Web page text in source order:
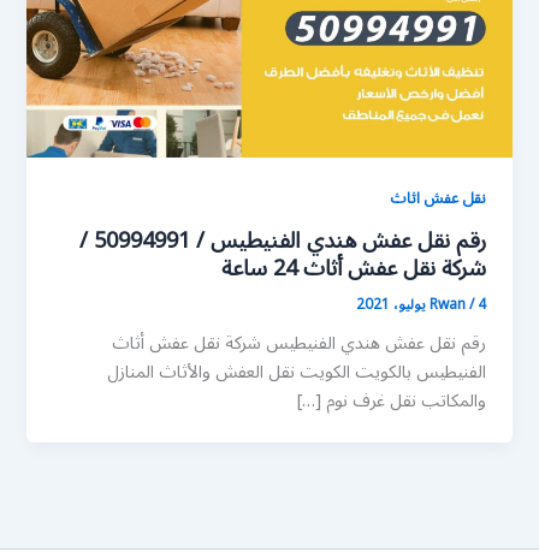
نقل عفش اثاث
رقم نقل عفش هندي الفنيطيس / 50994991 /
شركة نقل عفش أثاث 24 ساعة
Rwan/4 يوليو، 2021
رقم نقل عفش هندي الفنيطيس شركة نقل عفش أثاث
الفنيطيس بالكويت الكويت نقل العفش والأثاث المنازل
والمكاتب نقل غرف نوم […]